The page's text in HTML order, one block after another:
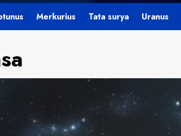
Merkurius Tata surya Uranus